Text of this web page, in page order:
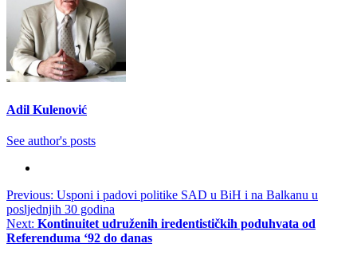
Adil Kulenović
See author's posts
Post
navigation
Previous: Usponi i padovi politike SAD u BiH i na Balkanu u
posljednjih 30 godina
Next: Kontinuitet udruženih iredentističkih poduhvata od
Referenduma ‘92 do danas